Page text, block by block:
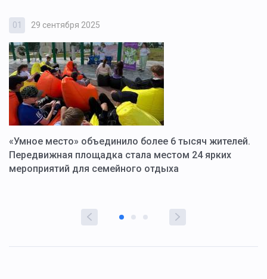
01 29 сентября 2025
«Умное место» объединило более 6 тысяч жителей.
Передвижная площадка стала местом 24 ярких
мероприятий для семейного отдыха